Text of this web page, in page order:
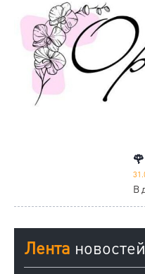
В
Лента новостей